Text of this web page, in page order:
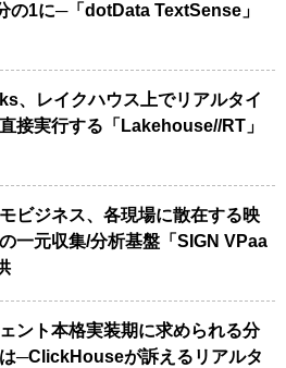
の1に─「dotData TextSense」
、レイクハウス上でリアルタイ
接実行する「Lakehouse//RT」
ビジネス、各現場に散在する映
一元収集/分析基盤「SIGN VPaa
ント本格実装期に求められる分
─ClickHouseが訴えるリアルタ